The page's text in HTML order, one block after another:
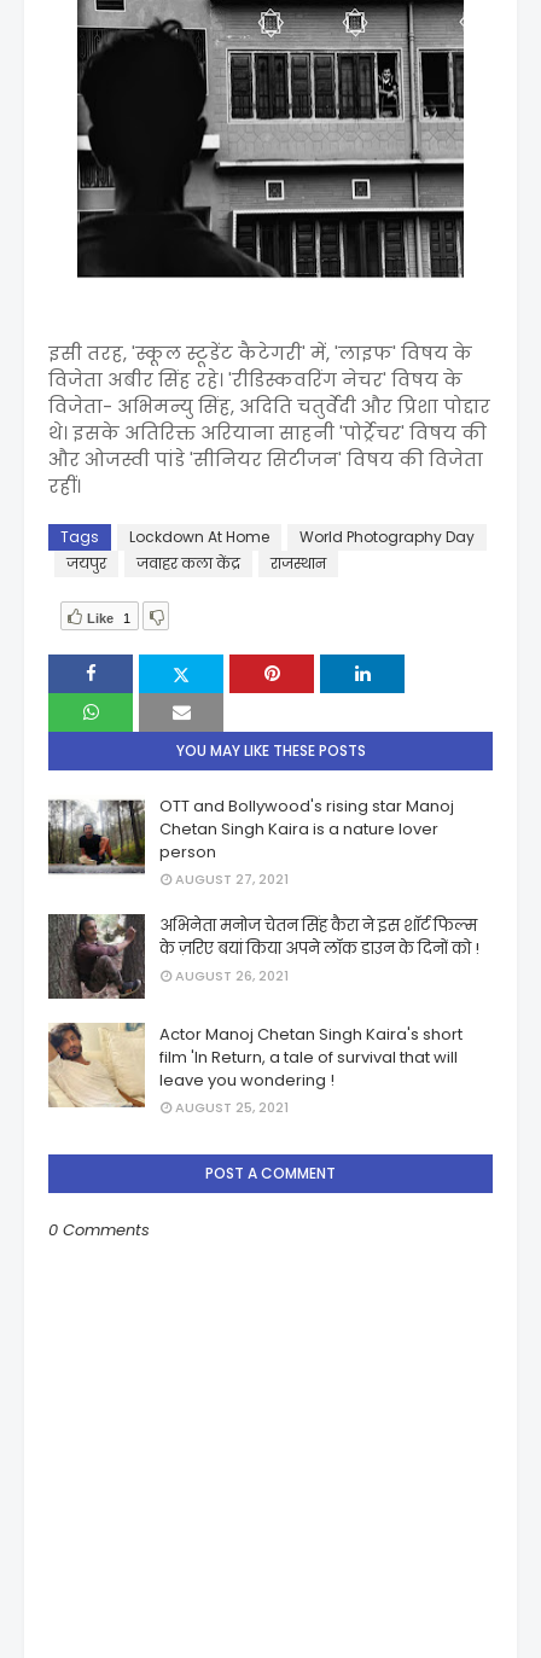
इसी तरह, 'स्कूल स्टूडेंट कैटेगरी' में, 'लाइफ' विषय के
विजेता अबीर सिंह रहे। 'रीडिस्कवरिंग नेचर' विषय के
विजेता- अभिमन्यु सिंह, अदिति चतुर्वेदी और प्रिशा पोद्दार
थे। इसके अतिरिक्त अरियाना साहनी 'पोर्ट्रेचर' विषय की
और ओजस्वी पांडे 'सीनियर सिटीजन' विषय की विजेता
रहीं।
Tags Lockdown At Home
World Photography Day
जयपुर
जवाहर कला केंद्र राजस्थान
Like 1
YOU MAY LIKE THESE POSTS
OTT and Bollywood's rising star Manoj
Chetan Singh Kaira is a nature lover
person
AUGUST 27, 2021
अभिनेता मनोज चेतन सिंह कैरा ने इस शॉर्ट फिल्म
के ज़रिए बयां किया अपने लॉक डाउन के दिनों को !
AUGUST 26, 2021
Actor Manoj Chetan Singh Kaira's short
film 'In Return, a tale of survival that will
leave you wondering !
AUGUST 25, 2021
POST A COMMENT
0 Comments